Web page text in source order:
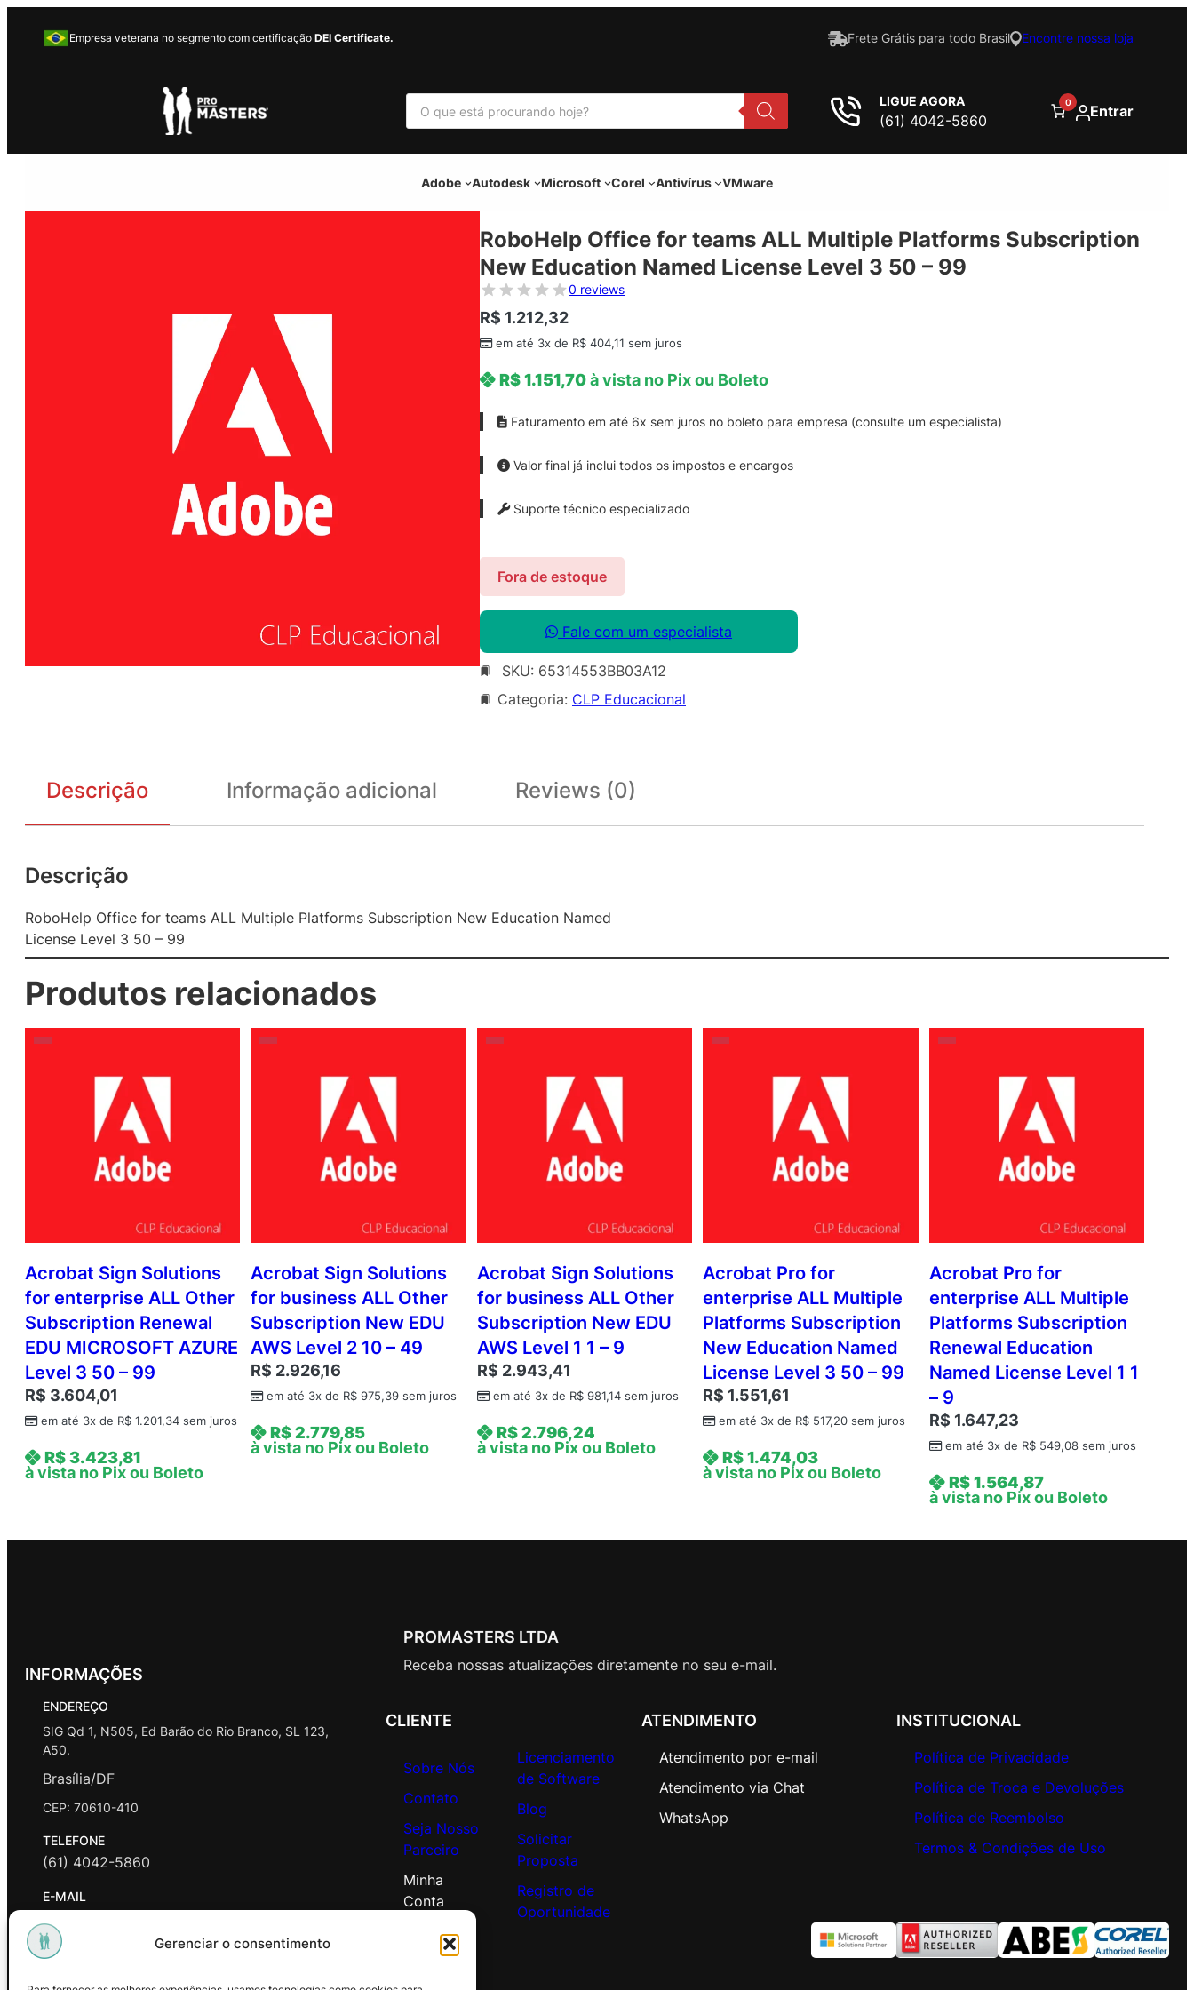
Gerenciar o consentimento
Empresa veterana no segmento com certificação DEI Certificate. Frete Grátis para todo Brasil Encontre nossa loja
P
s
u
r
LIGUE AGORA
(61) 4042-5860
0 Entrar
Adobe Autodesk Microsoft Corel Antivírus VMware
RoboHelp Office for teams ALL Multiple Platforms Subscription
New Education Named License Level 3 50 – 99
0 reviews
R$ 1.212,32
em até 3x de R$ 404,11 sem juros
R$1.151,70à vista no Pix ou Boleto
Faturamento em até 6x sem juros no boleto para empresa (consulte um especialista)
Valor final já inclui todos os impostos e encargos
Suporte técnico especializado
Fora de estoque
Fale com um especialista
SKU: 65314553BB03A12
Categoria: CLP Educacional
Descrição Informação adicional Reviews (0)
Descrição
RoboHelp Office for teams ALL Multiple Platforms Subscription New Education Named
License Level 3 50 – 99
Produtos relacionados
Acrobat Sign Solutions
for enterprise ALL Other
Subscription Renewal
EDU MICROSOFT AZURE
Level 3 50 – 99
R$ 3.604,01
em até 3x de R$ 1.201,34 sem juros
R$3.423,81
à vista no Pix ou Boleto
Acrobat Sign Solutions
for business ALL Other
Subscription New EDU
AWS Level 2 10 – 49
R$ 2.926,16
em até 3x de R$ 975,39 sem juros
R$2.779,85
à vista no Pix ou Boleto
Acrobat Sign Solutions
for business ALL Other
Subscription New EDU
AWS Level 1 1 – 9
R$ 2.943,41
em até 3x de R$981,14sem juros
R$2.796,24
à vista no Pix ou Boleto
Acrobat Pro for
enterprise ALL Multiple
Platforms Subscription
New Education Named
License Level 3 50 – 99
R$ 1.551,61
em até 3x de R$ 517,20 sem juros
R$1.474,03
à vista no Pix ou Boleto
Acrobat Pro for
enterprise ALL Multiple
Platforms Subscription
Renewal Education
Named License Level 1 1
– 9
R$ 1.647,23
em até 3x de R$549,08sem juros
R$1.564,87
à vista no Pix ou Boleto
INFORMAÇÕES
ENDEREÇO
SIG Qd 1, N505, Ed Barão do Rio Branco, SL 123,
A50.
Brasília/DF
CEP: 70610-410
TELEFONE
(61) 4042-5860
E-MAIL
contato@promasters.net.br
HORÁRIO DE ATENDIMENTO
PROMASTERS LTDA
Receba nossas atualizações diretamente no seu e-mail.
CLIENTE
Sobre Nós
Contato
Seja Nosso
Parceiro
Minha
Conta
Licenciamento
de Software
Blog
Solicitar
Proposta
Registro de
Oportunidade
ATENDIMENTO
Atendimento por e-mail
Atendimento via Chat
WhatsApp
INSTITUCIONAL
Política de Privacidade
Política de Troca e Devoluções
Política de Reembolso
Termos & Condições de Uso